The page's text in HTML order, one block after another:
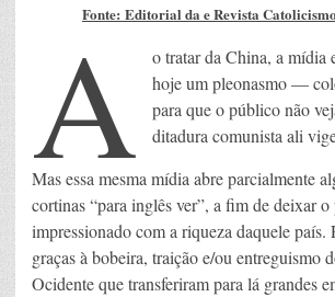
Fonte: Editorial da e Revista
A
o tratar da China, a
hoje um pleonasmo —
para que o público não
ditadura comunista ali
Mas essa mesma mídia abre parcialmente
cortinas “para inglês ver”, a fim de deixar
impressionado com a riqueza daquele país.
graças à bobeira, traição e/ou entreguismo
Ocidente que transferiram para lá grandes